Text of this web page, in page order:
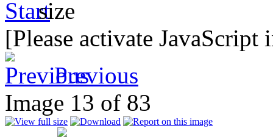
[Please activate
Previous
Image 13 of 83